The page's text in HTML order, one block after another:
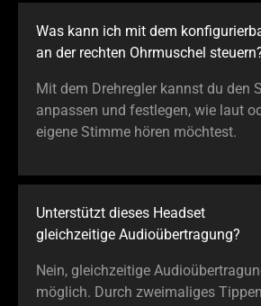
Was kann ich mit dem
an der rechten Ohrmuschel
Mit dem Drehregler kannst du den
anpassen und festlegen, wie laut
eigene Stimme hören möchtest.
Unterstützt dieses Headset
gleichzeitige Audioübertragung?
Nein, gleichzeitige
möglich. Durch zweimaliges